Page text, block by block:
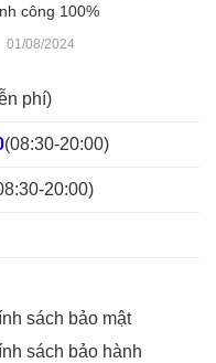
công 100%
01/08/2024
phí)
(08:30-20:00)
20:00)
sách bảo mật
sách bảo hành